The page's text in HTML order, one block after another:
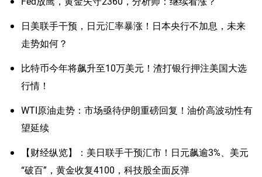
日美联手干预，日元汇率暴涨！日本央行不加息，未来
走势如何？
比特币今年将飙升至10万美元！渣打银行押注美国大选
行情！
WTI原油走势：市场亟待伊朗重磅回复！油价高波动性有
望延续
【财经纵览】：美日联手干预汇市！日元飙逾3%、美元
“破百”，黄金收复4100，科技股全面反弹